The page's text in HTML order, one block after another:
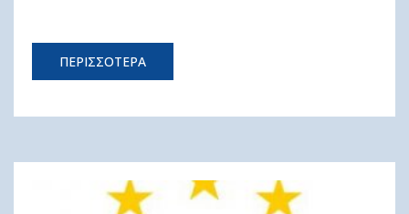
ΠΕΡΙΣΣΟΤΕΡΑ